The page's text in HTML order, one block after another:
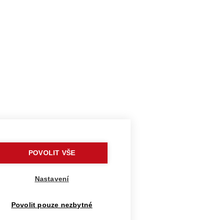
POVOLIT VŠE
Nastavení
Povolit pouze nezbytné